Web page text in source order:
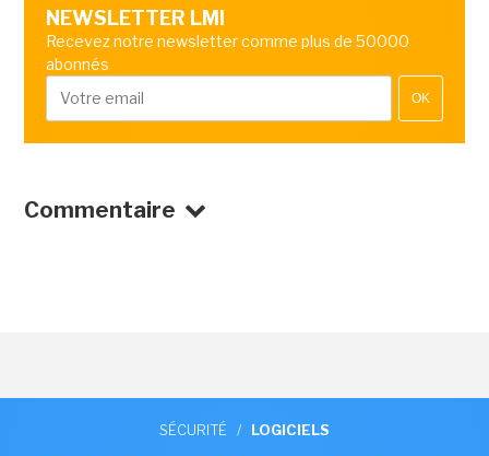
NEWSLETTER LMI
Recevez notre newsletter comme plus de 50000
abonnés
OK
Commentaire
SÉCURITÉ / LOGICIELS